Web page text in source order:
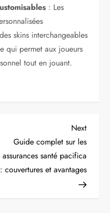
: Les
skins interchangeables
qui permet aux joueurs
tout en jouant.
Next
Post
Next
Guide complet sur les
assurances santé pacifica
: couvertures et avantages